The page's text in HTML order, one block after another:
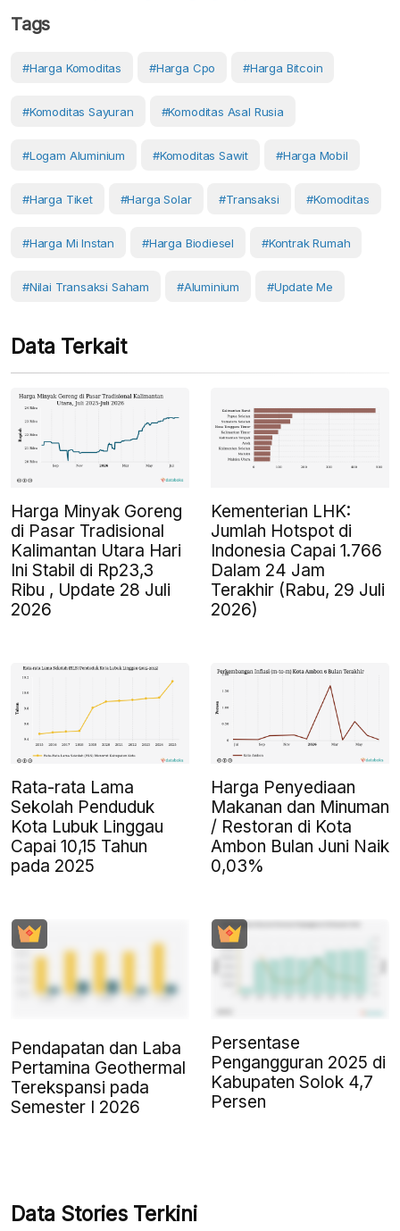
Tags
#Harga Komoditas #harga Cpo #Harga Bitcoin
#komoditas Sayuran #komoditas Asal Rusia
#logam Aluminium #komoditas Sawit #harga Mobil
#harga Tiket #harga Solar #transaksi #Komoditas
#harga Mi Instan #harga Biodiesel #kontrak Rumah
#nilai Transaksi Saham #Aluminium #Update Me
Data Terkait
Harga Minyak Goreng
di Pasar Tradisional
Kalimantan Utara Hari
Ini Stabil di Rp23,3
Ribu , Update 28 Juli
2026
Kementerian LHK:
Jumlah Hotspot di
Indonesia Capai 1.766
Dalam 24 Jam
Terakhir (Rabu, 29 Juli
2026)
Rata-rata Lama
Sekolah Penduduk
Kota Lubuk Linggau
Capai 10,15 Tahun
pada 2025
Harga Penyediaan
Makanan dan Minuman
/ Restoran di Kota
Ambon Bulan Juni Naik
0,03%
Pendapatan dan Laba
Pertamina Geothermal
Terekspansi pada
Semester I 2026
Persentase
Pengangguran 2025 di
Kabupaten Solok 4,7
Persen
Data Stories Terkini